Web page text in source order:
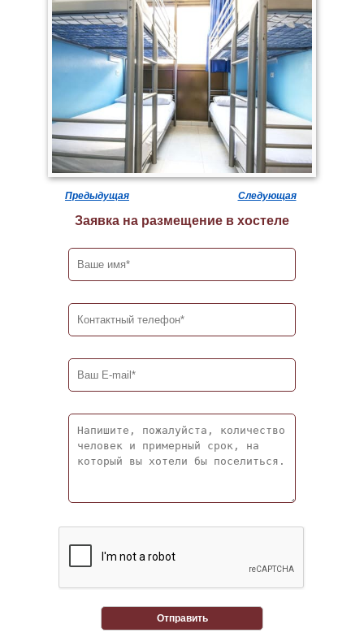
Предыдущая Следующая
Заявка на размещение в хостеле
Отправить